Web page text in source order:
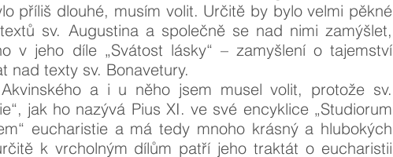
příliš dlouhé, musím volit. Určitě by bylo velmi pěkné
sv. Augustina a společně se nad nimi zamýšlet,
v jeho díle „Svátost lásky“ – zamyšlení o tajemství
nad texty sv. Bonavetury.
a i u něho jsem musel volit, protože sv.
jak ho nazývá Pius XI. ve své encyklice „Studiorum
eucharistie a má tedy mnoho krásný a hlubokých
k vrcholným dílům patří jeho traktát o eucharistii